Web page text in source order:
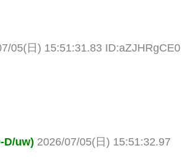
05(日) 15:51:31.83 ID:aZJHRgCE0
D/uw) 2026/07/05(日) 15:51:32.97